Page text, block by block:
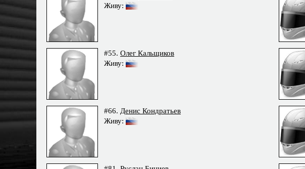
Живу:
#55. Олег Кальщиков
Живу:
#66. Денис Кондратьев
Живу: